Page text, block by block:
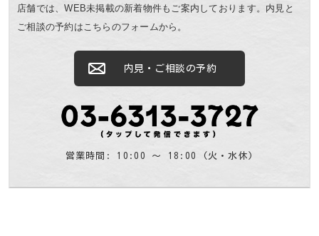
店舗では、WEB未掲載の新着物件もご案内しております。 内見と
ご相談の予約はこちらのフォームから。
内見・ご相談の予約
営業時間: 10:00 〜 18:00 (火・水休)